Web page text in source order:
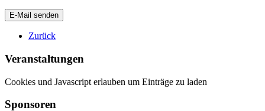
E-Mail senden
Zurück
Veranstaltungen
Cookies und Javascript erlauben um Einträge zu laden
Sponsoren